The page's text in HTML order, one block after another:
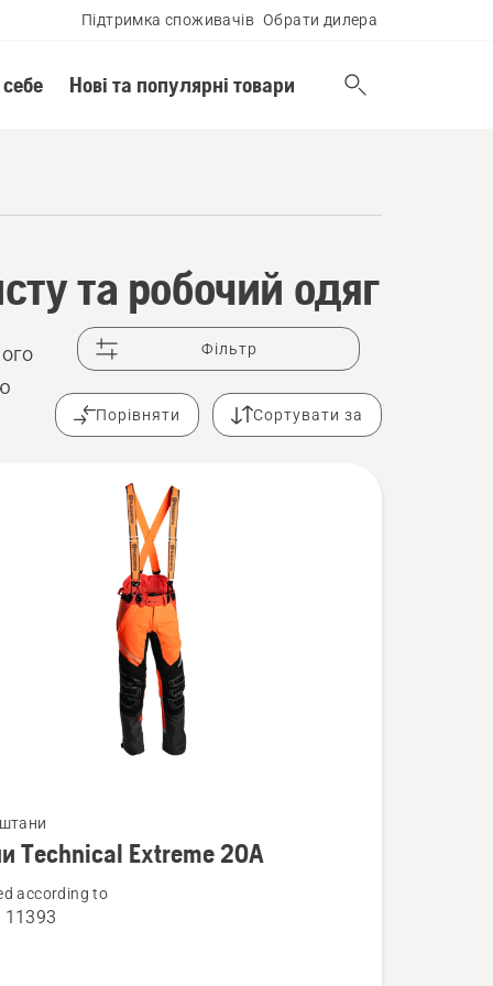
Підтримка споживачів Обрати дилера
Нові та популярні товари
та робочий одяг
Фільтр
Порівняти Сортувати за
Technical Extreme 20А
according to
11393